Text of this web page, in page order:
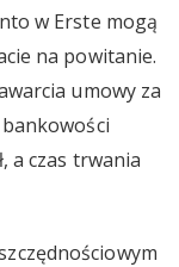
w Erste mogą
na powitanie.
umowy za
a czas trwania